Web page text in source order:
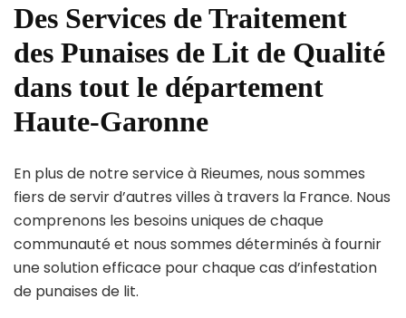
Des Services de Traitement
des Punaises de Lit de Qualité
dans tout le département
Haute-Garonne
En plus de notre service à Rieumes, nous sommes
fiers de servir d’autres villes à travers la France. Nous
comprenons les besoins uniques de chaque
communauté et nous sommes déterminés à fournir
une solution efficace pour chaque cas d’infestation
de punaises de lit.